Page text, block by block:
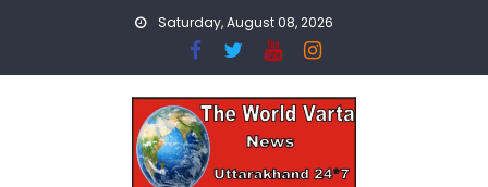
Saturday, August 08, 2026